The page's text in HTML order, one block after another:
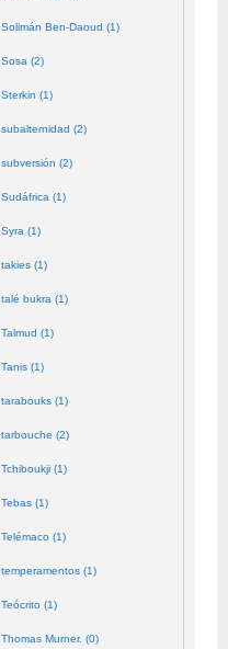
Solimán Ben-Daoud (1)
Sosa (2)
Sterkin (1)
subalternidad (2)
subversión (2)
Sudáfrica (1)
Syra (1)
takies (1)
talé bukra (1)
Talmud (1)
Tanis (1)
tarabouks (1)
tarbouche (2)
Tchiboukji (1)
Tebas (1)
Telémaco (1)
temperamentos (1)
Teócrito (1)
Thomas Murner. (0)